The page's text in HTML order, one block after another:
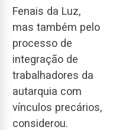
Fenais da Luz,
mas também pelo
processo de
integração de
trabalhadores da
autarquia com
vínculos precários,
considerou.